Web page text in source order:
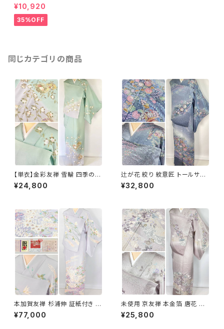
訪問着 正絹 一斤染 ピンク 48
3
¥10,920
35%OFF
同じカテゴリの商品
【単衣】金彩友禅 雪輪 四季の
花々 正絹 訪問着 黄緑 青緑 紫
1418
¥24,800
辻が花 絞り 紋意匠 トールサイ
ズ 金彩 訪問着 正絹 袷 青 ブル
ー 紫 1273
¥32,800
本加賀友禅 杉浦伸 証紙付き 訪
問着 花柄 正絹 紫 白 パステル
白菫色 1080
¥77,000
未使用 京友禅 本金箔 唐花 訪
問着 袷 正絹 紫 グレー 白 1165
¥25,800